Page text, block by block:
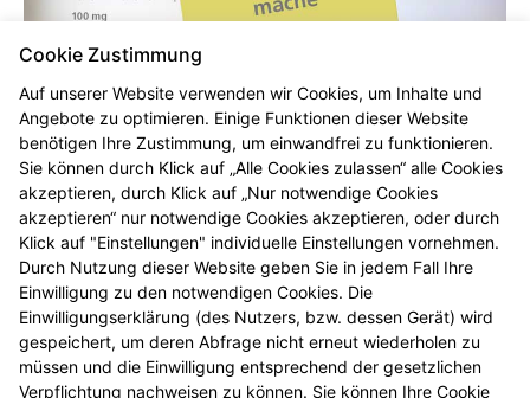
Zur Zeit erstellen wir ein neues SPARezept für Sie!
Cookie Zustimmung
Auf unserer Website verwenden wir Cookies, um Inhalte und
Angebote zu optimieren. Einige Funktionen dieser Website
benötigen Ihre Zustimmung, um einwandfrei zu funktionieren.
Sie können durch Klick auf „Alle Cookies zulassen“ alle Cookies
akzeptieren, durch Klick auf „Nur notwendige Cookies
akzeptieren“ nur notwendige Cookies akzeptieren, oder durch
Klick auf "Einstellungen" individuelle Einstellungen vornehmen.
Durch Nutzung dieser Website geben Sie in jedem Fall Ihre
Einwilligung zu den notwendigen Cookies. Die
Einwilligungserklärung (des Nutzers, bzw. dessen Gerät) wird
gespeichert, um deren Abfrage nicht erneut wiederholen zu
müssen und die Einwilligung entsprechend der gesetzlichen
Verpflichtung nachweisen zu können. Sie können Ihre Cookie